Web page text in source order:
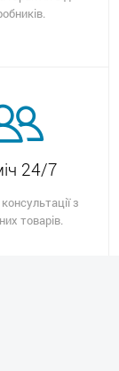
24/7
з
товарів.